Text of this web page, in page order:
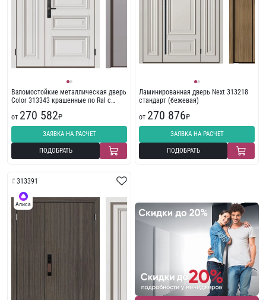
Взломостойкие металлическая дверь
Color 313343 крашенные по Ral с
от 270 582₽
ЗАЯВКА НА РАСЧЕТ
ПОДОБРАТЬ
Ламинированная дверь Next 313218
стандарт (бежевая)
от 270 876₽
ЗАЯВКА НА РАСЧЕТ
ПОДОБРАТЬ
313391
Алиса